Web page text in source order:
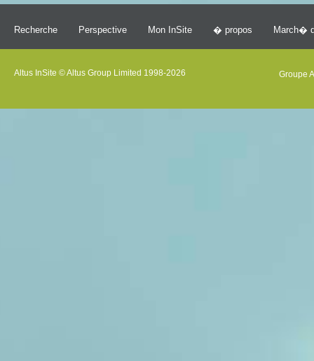
Recherche Perspective Mon InSite � propos March�
Altus InSite © Altus Group Limited 1998-2026 Groupe